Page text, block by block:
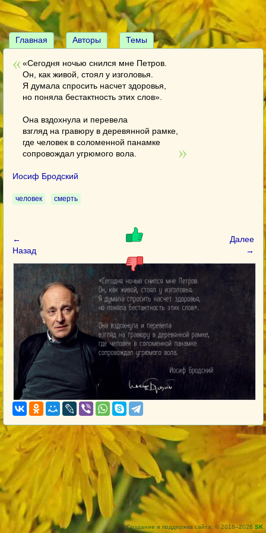
Главная Авторы Темы
«Сегодня ночью снился мне Петров.
Он, как живой, стоял у изголовья.
Я думала спросить насчет здоровья,
но поняла бестактность этих слов».
Она вздохнула и перевела
взгляд на гравюру в деревянной рамке,
где человек в соломенной панамке
сопровождал угрюмого вола.
Иосиф Бродский
человек смерть
←
Назад
Далее
→
Создание и поддержка сайта: © 2018–2026 SK